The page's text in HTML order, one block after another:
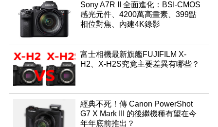
Sony A7R II 全面進化：BSI-CMOS
感光元件、4200萬高畫素、399點
相位對焦、內建4K錄影
富士相機最新旗艦FUJIFILM X-
H2、X-H2S究竟主要差異有哪些？
經典不死！傳 Canon PowerShot
G7 X Mark III 的後繼機種有望在今
年年底前推出？